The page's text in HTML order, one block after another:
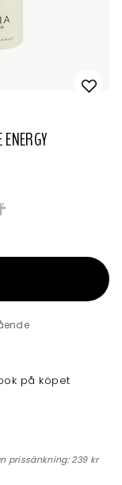
på köpet
prissänkning:239 kr